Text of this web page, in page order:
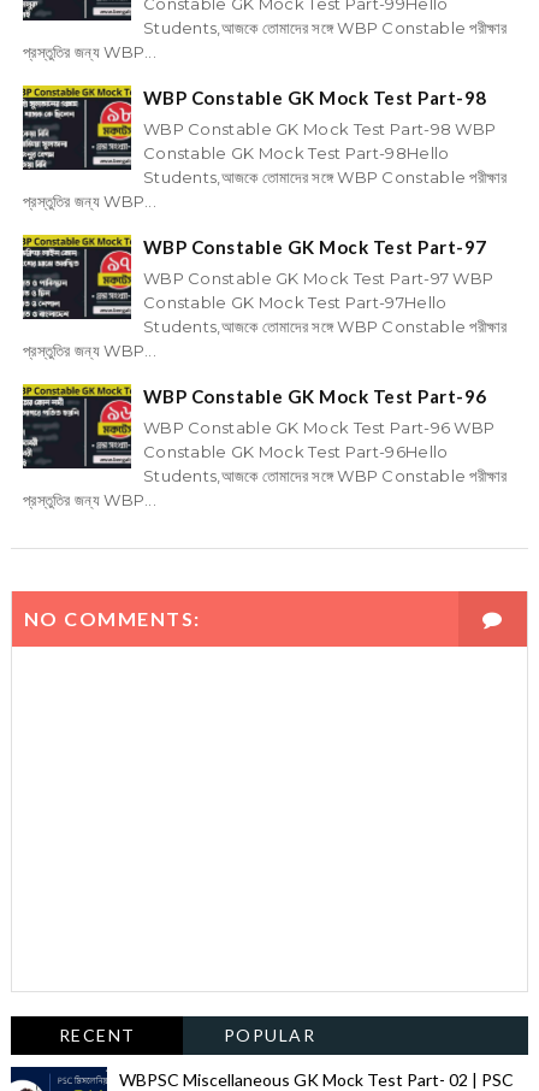
Constable GK Mock Test Part-99Hello
Students,আজকে তোমাদের সঙ্গে WBP Constable পরীক্ষার
প্রস্তুতির জন্য WBP...
WBP Constable GK Mock Test Part-98
WBP Constable GK Mock Test Part-98 WBP
Constable GK Mock Test Part-98Hello
Students,আজকে তোমাদের সঙ্গে WBP Constable পরীক্ষার
প্রস্তুতির জন্য WBP...
WBP Constable GK Mock Test Part-97
WBP Constable GK Mock Test Part-97 WBP
Constable GK Mock Test Part-97Hello
Students,আজকে তোমাদের সঙ্গে WBP Constable পরীক্ষার
প্রস্তুতির জন্য WBP...
WBP Constable GK Mock Test Part-96
WBP Constable GK Mock Test Part-96 WBP
Constable GK Mock Test Part-96Hello
Students,আজকে তোমাদের সঙ্গে WBP Constable পরীক্ষার
প্রস্তুতির জন্য WBP...
NO COMMENTS:
RECENT POPULAR
WBPSC Miscellaneous GK Mock Test Part- 02 | PSC